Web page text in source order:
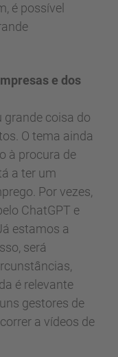
é possível
e dos
grande coisa do
O tema ainda
à procura de
a ter um
Por vezes,
ChatGPT e
estamos a
será
é relevante
gestores de
a vídeos de